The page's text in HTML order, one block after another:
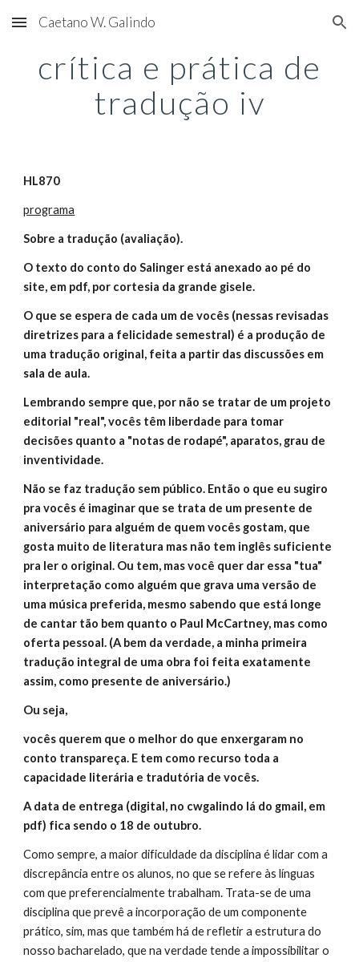
Skip to main content Skip to navigation
Caetano W. Galindo
crítica e prática de
tradução iv
HL870
programa
Sobre a tradução (avaliação).
O texto do conto do Salinger está anexado ao pé do
site, em pdf, por cortesia da grande gisele.
O que se espera de cada um de vocês (nessas revisadas
diretrizes para a felicidade semestral) é a produção de
uma tradução original, feita a partir das discussões em
sala de aula.
Lembrando sempre que, por não se tratar de um projeto
editorial "real", vocês têm liberdade para tomar
decisões quanto a "notas de rodapé", aparatos, grau de
inventividade.
Não se faz tradução sem público. Então o que eu sugiro
pra vocês é imaginar que se trata de um presente de
aniversário para alguém de quem vocês gostam, que
gosta muito de literatura mas não tem inglês suficiente
pra ler o original. Ou tem, mas você quer dar essa "tua"
interpretação como alguém que grava uma versão de
uma música preferida, mesmo sabendo que está longe
de cantar tão bem quanto o Paul McCartney, mas como
oferta pessoal. (A bem da verdade, a minha primeira
tradução integral de uma obra foi feita exatamente
assim, como presente de aniversário.)
Ou seja,
vocês querem que o melhor do que enxergaram no
conto transpareça. E tem como recurso toda a
capacidade literária e tradutória de vocês.
A data de entrega (digital, no cwgalindo lá do gmail, em
pdf) fica sendo o 18 de outubro.
Como sempre, a maior dificuldade da disciplina é lidar com a
discrepância entre os alunos, no que se refere às línguas
com que preferencialmente trabalham. Trata-se de uma
disciplina que prevê a incorporação de um componente
prático, sim, mas que também há de refletir a estrutura do
nosso bacharelado, que na verdade tende a impossibilitar o